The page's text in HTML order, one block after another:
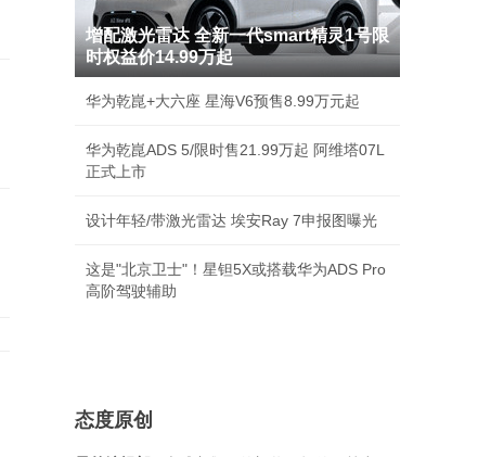
增配激光雷达 全新一代smart精灵1号限
时权益价14.99万起
华为乾崑+大六座 星海V6预售8.99万元起
华为乾崑ADS 5/限时售21.99万起 阿维塔07L
正式上市
设计年轻/带激光雷达 埃安Ray 7申报图曝光
这是"北京卫士"！星钽5X或搭载华为ADS Pro
高阶驾驶辅助
态度原创